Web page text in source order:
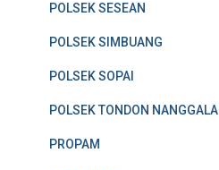
POLSEK SESEAN
POLSEK SIMBUANG
POLSEK SOPAI
POLSEK TONDON NANGGALA
PROPAM